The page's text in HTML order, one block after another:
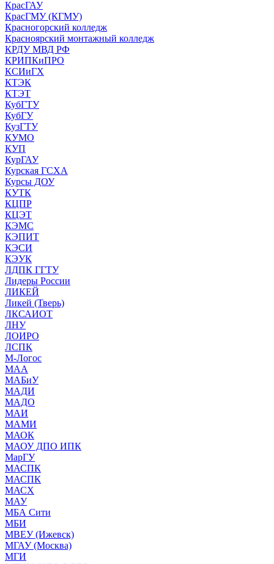
КрасГАУ
КрасГМУ (КГМУ)
Красногорский колледж
Красноярский монтажный колледж
КРДУ МВД РФ
КРИПКиПРО
КСИиГХ
КТЭК
КТЭТ
КубГТУ
КубГУ
КузГТУ
КУМО
КУП
КурГАУ
Курская ГСХА
Курсы ДОУ
КУТК
КЦПР
КЦЭТ
КЭМС
КЭПИТ
КЭСИ
КЭУК
ЛДПК ГГТУ
Лидеры России
ЛИКЕЙ
Ликей (Тверь)
ЛКСАИОТ
ЛНУ
ЛОИРО
ЛСПК
М-Логос
МАА
МАБиУ
МАДИ
МАДО
МАИ
МАМИ
МАОК
МАОУ ДПО ИПК
МарГУ
МАСПК
МАСПК
МАСХ
МАУ
МБА Сити
МБИ
МВЕУ (Ижевск)
МГАУ (Москва)
МГИ